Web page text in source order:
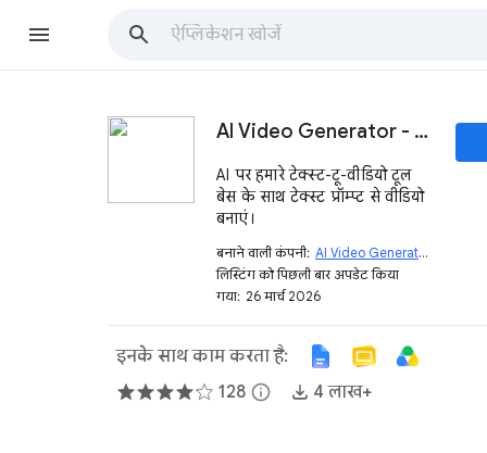
AI Video Generator - टेक्स्ट से वीडियो
AI पर हमारे टेक्स्ट-टू-वीडियो टूल
बेस के साथ टेक्स्ट प्रॉम्प्ट से वीडियो
बनाएं।
बनाने वाली कंपनी: AI Video Generator
लिस्टिंग को पिछली बार अपडेट किया
गया: 26 मार्च 2026
इनके साथ काम करता है:
128 info 4 लाख+